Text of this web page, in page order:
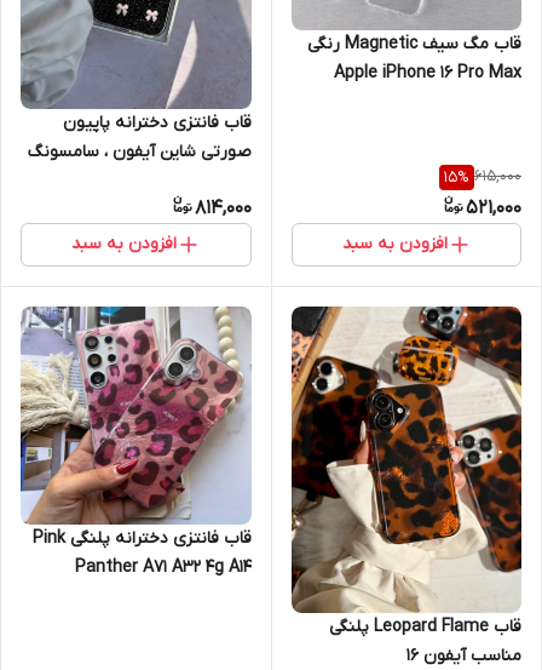
قاب مگ سیف Magnetic رنگی
Apple iPhone 16 Pro Max
615,000
15%
521,000
افزودن به سبد
قاب فانتزی دخترانه پاپیون
صورتی شاین آیفون ، سامسونگ
ارسال می گردد 15promax 15pro
814,000
افزودن به سبد
قاب Leopard Flame پلنگی
مناسب آیفون 16
قاب فانتزی دخترانه پلنگی Pink
Panther A71 A32 4g A14